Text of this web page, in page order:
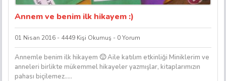
Annem ve benim ilk hikayem :)
01 Nisan 2016 - 4449 Kişi Okumuş - 0 Yorum
Annemle benim ilk hikayem 🙂 Aile katılım etkinliği Miniklerim ve
anneleri birlikte mükemmel hikayeler yazmışlar, kitaplarımızın
pahası biçilemez…..